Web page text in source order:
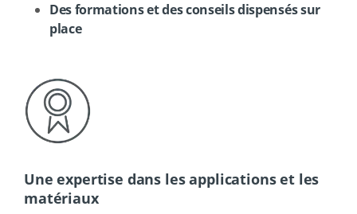
Des formations et des conseils dispensés sur
place
Une expertise dans les applications et les
matériaux